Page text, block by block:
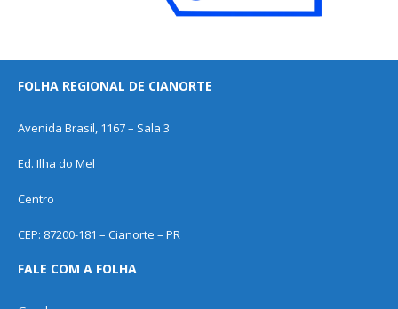
FOLHA REGIONAL DE CIANORTE
Avenida Brasil, 1167 – Sala 3
Ed. Ilha do Mel
Centro
CEP: 87200-181 – Cianorte – PR
FALE COM A FOLHA